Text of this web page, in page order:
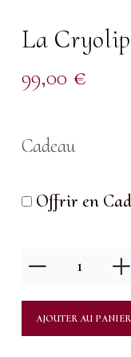
La
99,00 €
Cadeau
Offrir en
quantité
LaAJOUTER AU PANIER